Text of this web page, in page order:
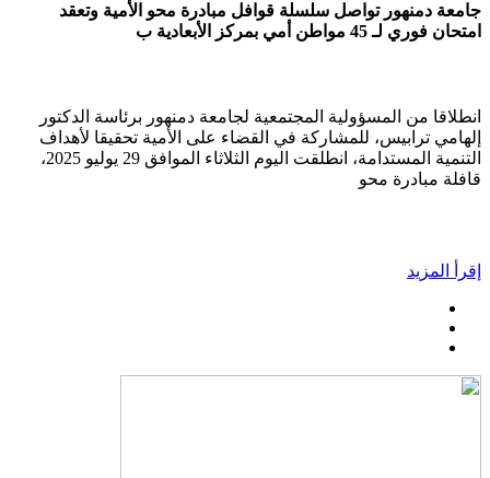
جامعة دمنهور تواصل سلسلة قوافل مبادرة محو الأمية وتعقد
امتحان فوري لـ 45 مواطن أمي بمركز الأبعادية ب
انطلاقا من المسؤولية المجتمعية لجامعة دمنهور برئاسة الدكتور
إلهامي ترابيس، للمشاركة في القضاء على الأمية تحقيقا لأهداف
التنمية المستدامة، انطلقت اليوم الثلاثاء الموافق 29 يوليو 2025،
قافلة مبادرة محو
إقرأ المزيد